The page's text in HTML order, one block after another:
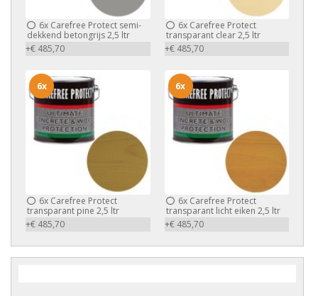
6x Carefree Protect semi-
dekkend betongrijs 2,5 ltr
+€ 485,70
6xCarefree Protect
transparant clear 2,5 ltr
+€ 485,70
6x Carefree Protect
transparant pine 2,5 ltr
+€ 485,70
6x
6xCarefree Protect
transparant licht eiken 2,5 ltr
+€ 485,70
6x